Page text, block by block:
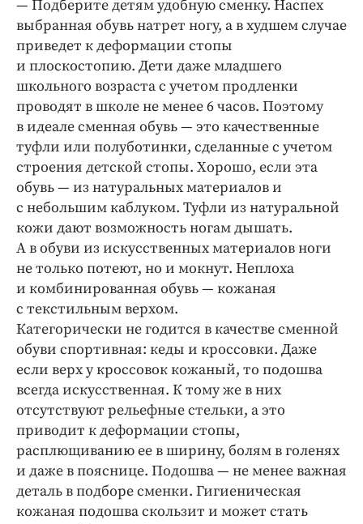
Погода
Праздники
Происшествия
Спорт
Экономика и бизнес
ПРОЕКТЫ
Блоги
Издания
Медиаперсона
Интересное чтиво
Клиника года
Бренд года
Работодатель года
— Подберите детям удобную сменку. Наспех
выбранная обувь натрет ногу, а в худшем случае
приведет к деформации стопы
и плоскостопию. Дети даже младшего
школьного возраста с учетом продленки
проводят в школе не менее 6 часов. Поэтому
в идеале сменная обувь — это качественные
туфли или полуботинки, сделанные с учетом
строения детской стопы. Хорошо, если эта
обувь — из натуральных материалов и
с небольшим каблуком. Туфли из натуральной
кожи дают возможность ногам дышать.
А в обуви из искусственных материалов ноги
не только потеют, но и мокнут. Неплоха
и комбинированная обувь — кожаная
с текстильным верхом.
Категорически не годится в качестве сменной
обуви спортивная: кеды и кроссовки. Даже
если верх у кроссовок кожаный, то подошва
всегда искусственная. К тому же в них
отсутствуют рельефные стельки, а это
приводит к деформации стопы,
расплющиванию ее в ширину, болям в голенях
и даже в пояснице. Подошва — не менее важная
деталь в подборе сменки. Гигиеническая
кожаная подошва скользит и может стать